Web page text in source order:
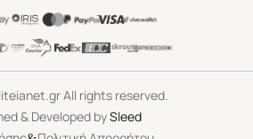
All rights reserved.
& Developed bySleed